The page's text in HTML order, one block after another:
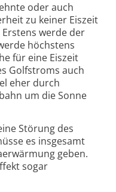
oder auch
zu keiner Eiszeit
werde der
höchstens
für eine Eiszeit
Golfstroms auch
eher durch
um die Sonne
Störung des
es insgesamt
geben.
sogar